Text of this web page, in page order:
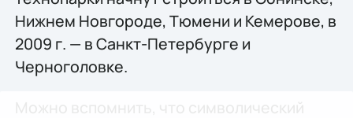
Нижнем Новгороде, Тюмени и Кемерове, в
2009 г. — в Санкт-Петербурге и
Черноголовке.